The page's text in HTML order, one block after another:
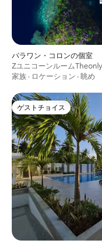
パラワン・コロンの個室
Zユニコーンルーム
ト
家族 · ロケーション · 眺め
ゲストチョイス
ゲストチョイス